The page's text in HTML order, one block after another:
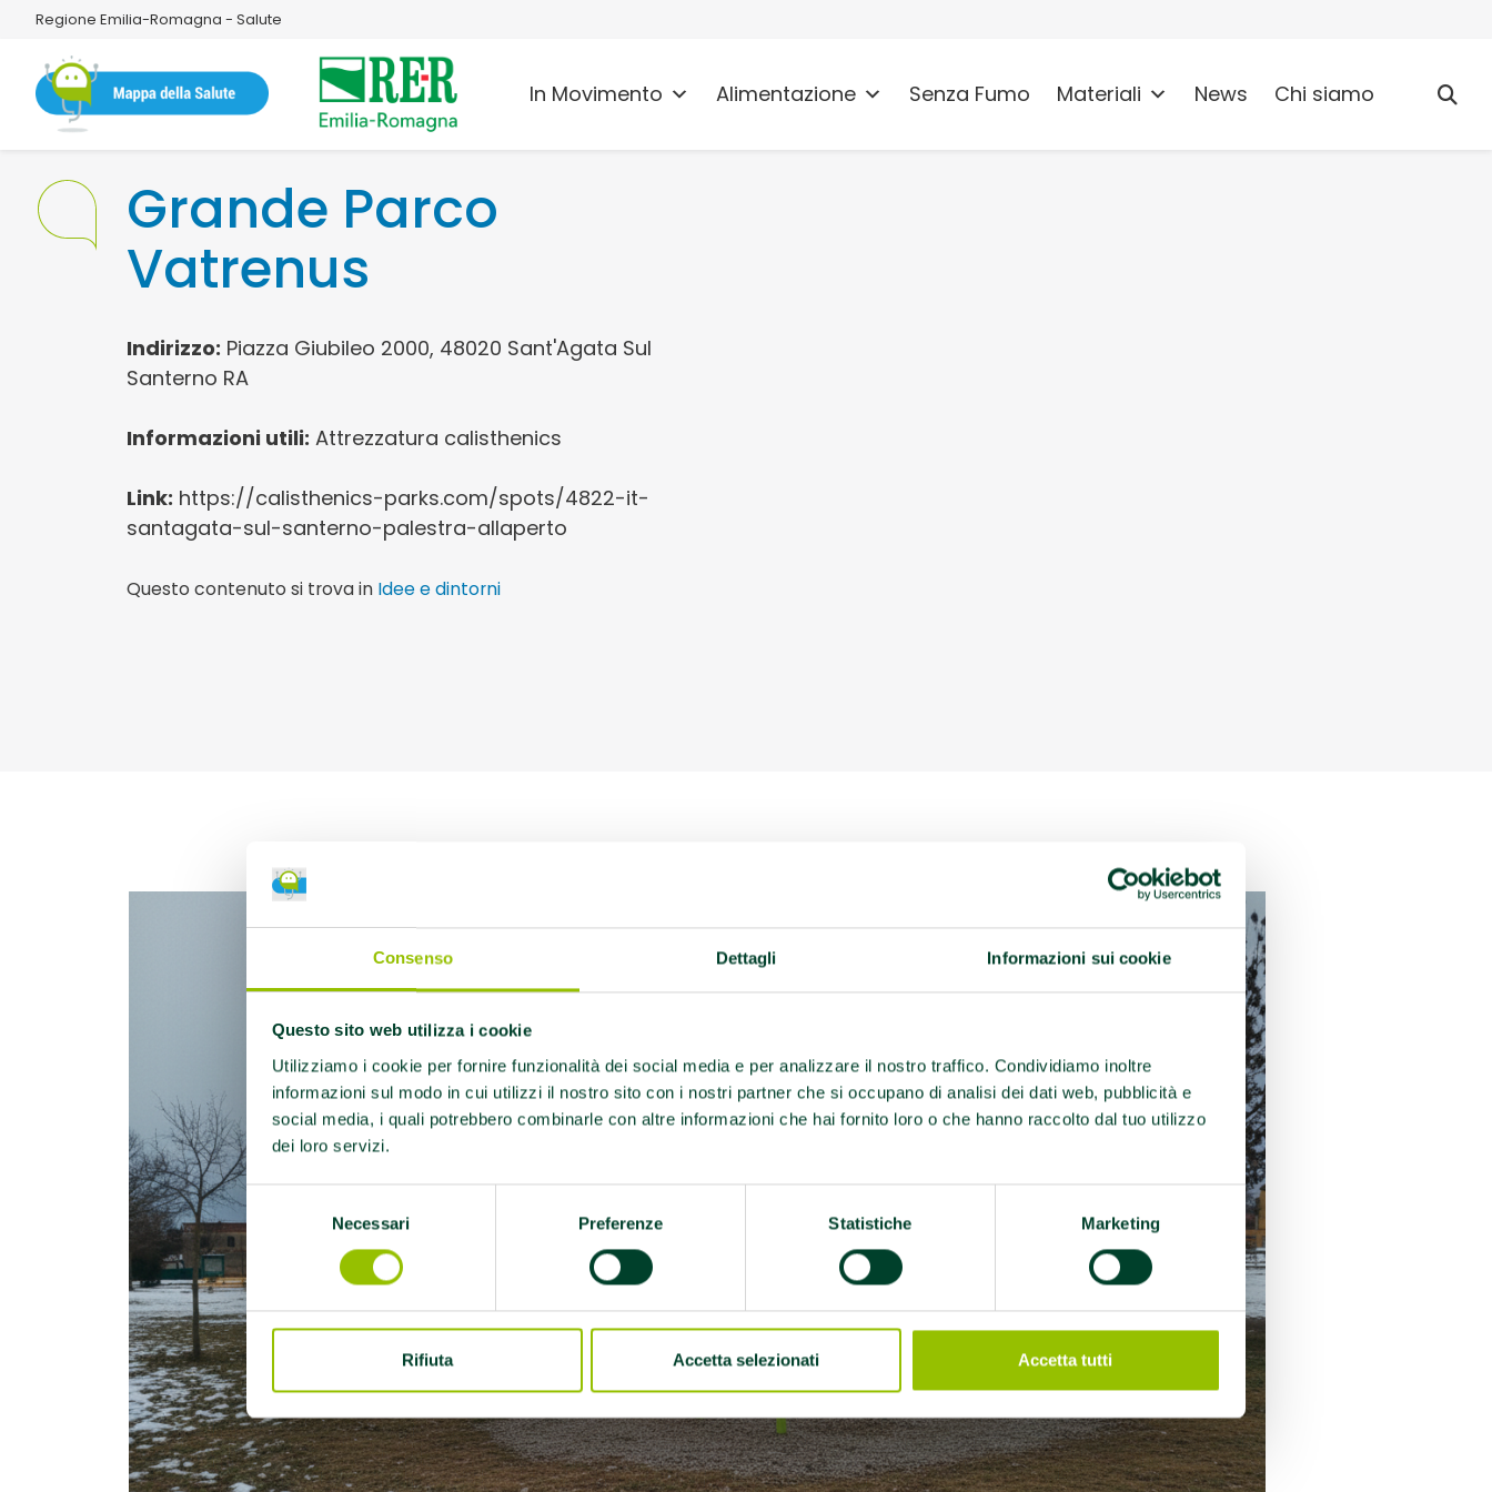
Consenso Dettagli Informazioni sui cookie
Questo sito web utilizza i cookie
Utilizziamo i cookie per fornire funzionalità dei social media e per analizzare il nostro traffico. Condividiamo inoltre
informazioni sul modo in cui utilizzi il nostro sito con i nostri partner che si occupano di analisi dei dati web, pubblicità e
social media, i quali potrebbero combinarle con altre informazioni che hai fornito loro o che hanno raccolto dal tuo utilizzo
dei loro servizi.
del
consenso
Necessari Preferenze Statistiche Marketing
Rifiuta Accetta selezionati Accetta tutti
Regione Emilia-Romagna - Salute
In Movimento Alimentazione Senza Fumo Materiali News Chi siamo
Grande Parco
Vatrenus
Indirizzo: Piazza Giubileo 2000, 48020 Sant'Agata Sul
Santerno RA
Informazioni utili: Attrezzatura calisthenics
Link: https://calisthenics-parks.com/spots/4822-it-
santagata-sul-santerno-palestra-allaperto
Questo contenuto si trova in Idee e dintorni